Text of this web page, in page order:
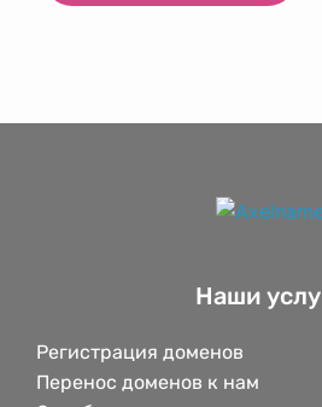
Наши
Регистрация доменов
Перенос доменов к нам